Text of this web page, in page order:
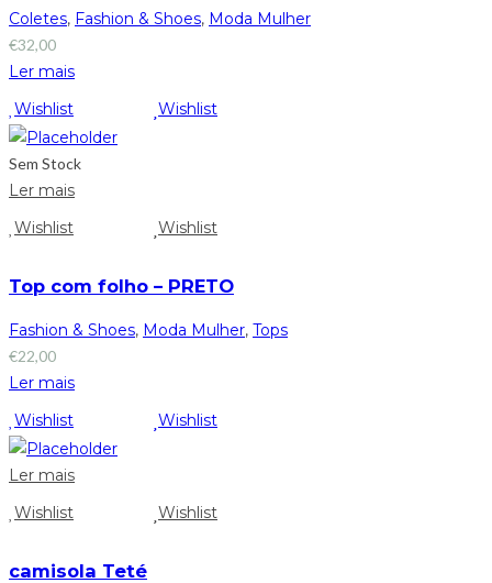
Coletes, Fashion & Shoes, Moda Mulher
€32,00
Ler mais
Wishlist
Wishlist
Sem Stock
Ler mais
Wishlist
Wishlist
Top com folho – PRETO
Fashion & Shoes, Moda Mulher, Tops
€22,00
Ler mais
Wishlist
Wishlist
Ler mais
Wishlist
Wishlist
camisola Teté